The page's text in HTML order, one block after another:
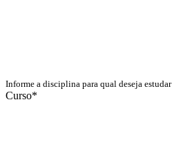
Informe a disciplina para qual deseja estudar
Curso*